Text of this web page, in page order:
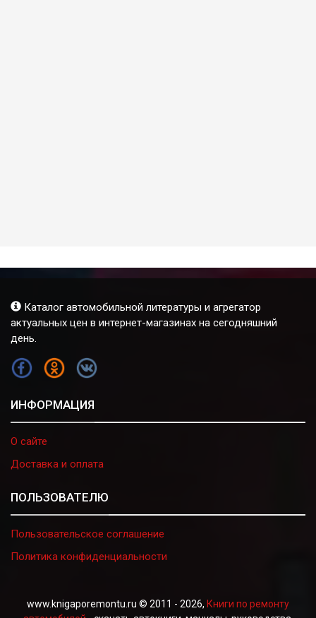
Каталог автомобильной литературы и агрегатор
актуальных цен в интернет-магазинах на сегодняшний
день.
FB OK VK
ИНФОРМАЦИЯ
О сайте
Доставка и оплата
ПОЛЬЗОВАТЕЛЮ
Пользовательское соглашение
Политика конфиденциальности
www.knigaporemontu.ru © 2011 - 2026, Книги по ремонту